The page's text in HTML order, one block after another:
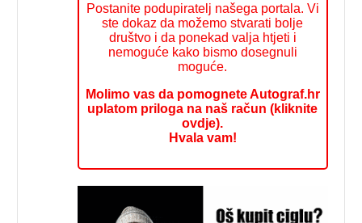
Postanite podupiratelj našega portala. Vi
ste dokaz da možemo stvarati bolje
društvo i da ponekad valja htjeti i
nemoguće kako bismo dosegnuli
moguće.
Molimo vas da pomognete Autograf.hr
uplatom priloga na naš račun (kliknite
ovdje).
Hvala vam!